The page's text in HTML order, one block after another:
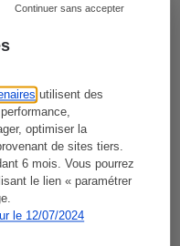
utilisent des
optimiser la
de sites tiers.
6 mois. Vous pourrez
le lien « paramétrer
le 12/07/2024
Continuer sans accepter
Le protocole
- Le protocole